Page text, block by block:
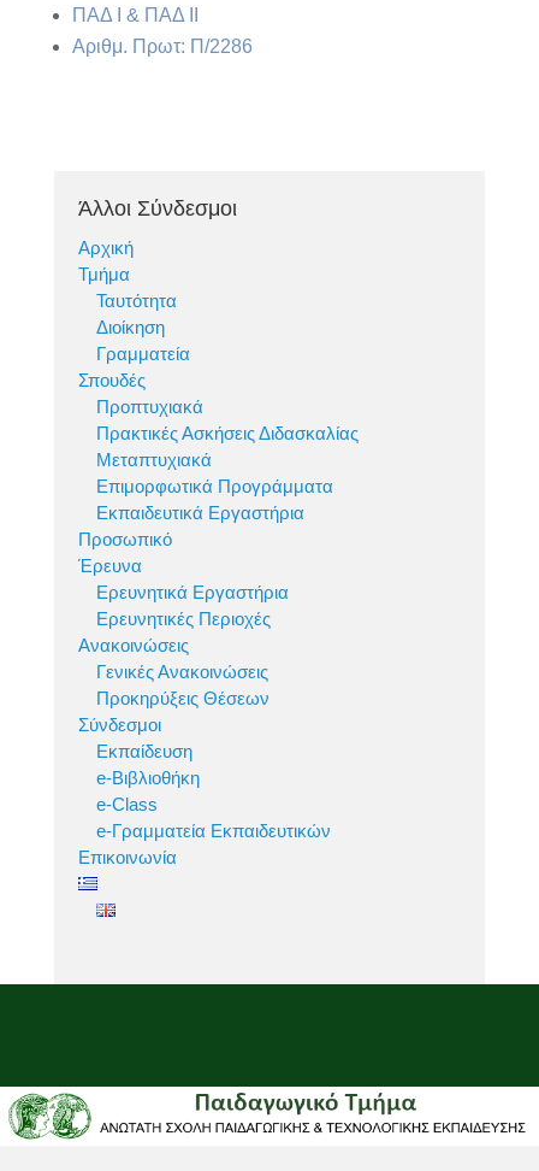
ΠΑΔ Ι & ΠΑΔ ΙΙ
Αριθμ. Πρωτ: Π/2286
Άλλοι Σύνδεσμοι
Αρχική
Τμήμα
Ταυτότητα
Διοίκηση
Γραμματεία
Σπουδές
Προπτυχιακά
Πρακτικές Ασκήσεις Διδασκαλίας
Μεταπτυχιακά
Επιμορφωτικά Προγράμματα
Εκπαιδευτικά Εργαστήρια
Προσωπικό
Έρευνα
Ερευνητικά Εργαστήρια
Ερευνητικές Περιοχές
Ανακοινώσεις
Γενικές Ανακοινώσεις
Προκηρύξεις Θέσεων
Σύνδεσμοι
Εκπαίδευση
e-Βιβλιοθήκη
e-Class
e-Γραμματεία Εκπαιδευτικών
Επικοινωνία